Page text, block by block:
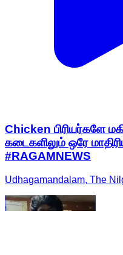
Chicken பிரியர்களே
கடைகளிலும் ஒரே
#RAGAMNEWS
Udhagamandalam, The